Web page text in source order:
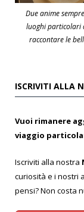
Due anime
luoghi particolari
raccontare le
ISCRIVITI ALLA
Vuoi rimanere
viaggio
Iscriviti alla nostra
curiosità e i nostri
pensi? Non costa